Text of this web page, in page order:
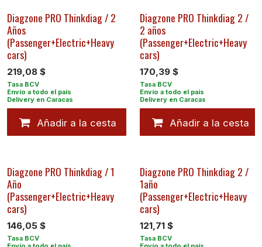
Diagzone PRO Thinkdiag / 2
Años
(Passenger+Electric+Heavy
cars)
219,08 $
Añadir a la cesta
Diagzone PRO Thinkdiag 2 /
2 años
(Passenger+Electric+Heavy
cars)
170,39$
Añadir a la cesta
Diagzone PRO Thinkdiag / 1
Año
(Passenger+Electric+Heavy
cars)
146,05 $
Diagzone PRO Thinkdiag 2 /
1año
(Passenger+Electric+Heavy
cars)
121,71$